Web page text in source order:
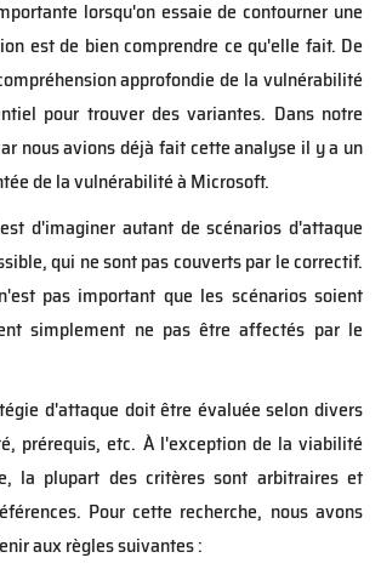
lorsqu'on essaie de contourner une
est de bien comprendre ce qu'elle fait. De
approfondie de la vulnérabilité
pour trouver des variantes. Dans notre
nous avions déjà fait cette analyse il y a un
de la vulnérabilité à Microsoft.
d'imaginer autant de scénarios d'attaque
qui ne sont pas couverts par le correctif.
pas important que les scénarios soient
simplement ne pas être affectés par le
d'attaque doit être évaluée selon divers
prérequis, etc. À l'exception de la viabilité
la plupart des critères sont arbitraires et
Pour cette recherche, nous avons
aux règles suivantes :